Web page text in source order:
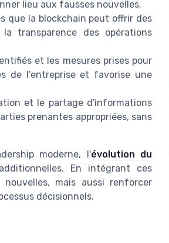
lieu aux fausses nouvelles.
que la blockchain peut offrir des
transparence des opérations
et les mesures prises pour
de l'entreprise et favorise une
et le partage d'informations
prenantes appropriées, sans
moderne, l'évolution du
En intégrant ces
mais aussi renforcer
décisionnels.